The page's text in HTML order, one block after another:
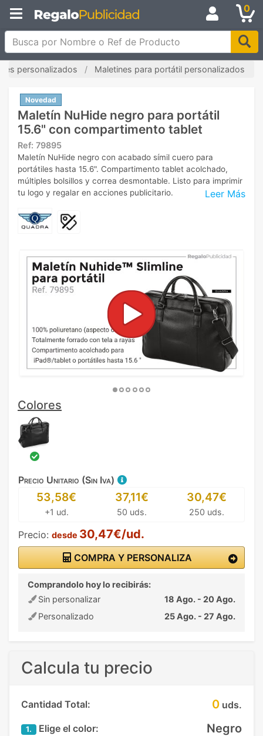
0
Busca por Nombre o Ref de Producto
personalizados Maletines para portátil personalizados
Novedad
Maletín NuHide negro para portátil
15.6" con compartimento tablet
Ref: 79895
Leer Más
Maletín NuHide negro con acabado símil cuero para
portátiles hasta 15.6". Compartimento tablet acolchado,
múltiples bolsillos y correa desmontable. Listo para imprimir
tu logo y regalar en acciones publicitario.
Colores
Precio Unitario (Sin Iva)
53,58€
+1 ud.
37,11€
50 uds.
30,47€
250 uds.
Precio: desde 30,47€/ud.
COMPRA Y PERSONALIZA
Comprandolo hoy lo recibirás:
Sin personalizar
18 Ago. - 20 Ago.
Personalizado
25 Ago. - 27 Ago.
Calcula tu precio
Cantidad Total: 0 uds.
1. Elige el color: Negro